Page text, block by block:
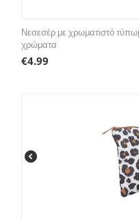
Νεσεσέρ με χρωματιστό
χρώματα
€4.99